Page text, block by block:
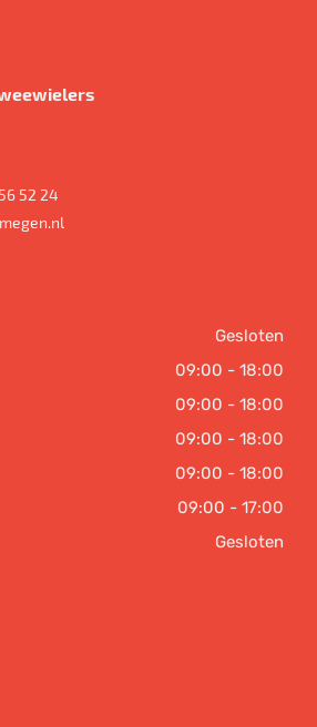
52 24
Gesloten
09:00 - 18:00
09:00 - 18:00
09:00 - 18:00
09:00 - 18:00
09:00 - 17:00
Gesloten